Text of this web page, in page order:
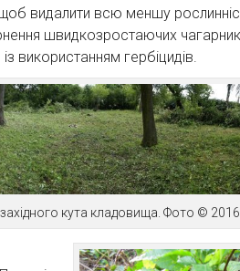
видалити всю меншу
швидкозростаючих
використанням гербіцидів.
кута кладовища. Фото ©